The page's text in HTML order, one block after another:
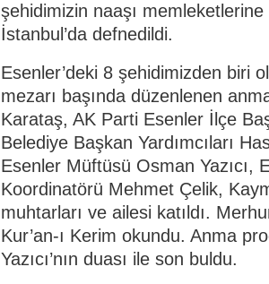
şehidimizin naaşı
İstanbul’da defnedildi.
Esenler’deki 8 şehidimizden biri
mezarı başında düzenlenen
Karataş, AK Parti Esenler İlçe
Belediye Başkan Yardımcıları
Esenler Müftüsü Osman Yazıcı,
Koordinatörü Mehmet Çelik,
muhtarları ve ailesi katıldı.
Kur’an-ı Kerim okundu. Anma
Yazıcı’nın duası ile son buldu.